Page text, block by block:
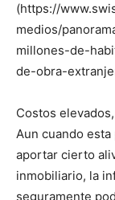
(https://
medios/
millones-de-
de-obra-
Costos
Aun cuando
aportar cierto
inmobiliario, la
seguramente